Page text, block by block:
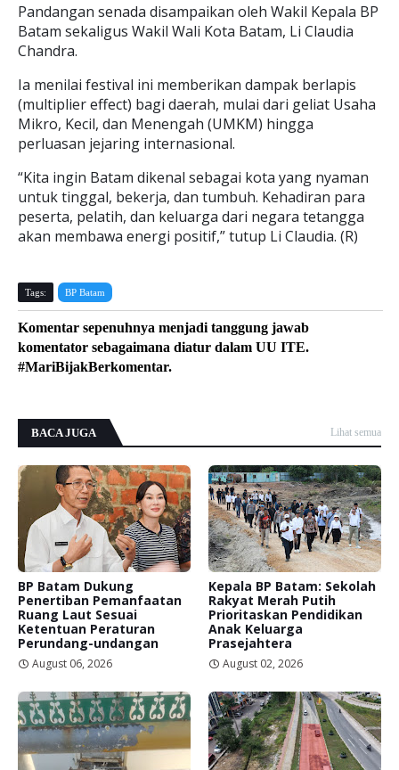
Pandangan senada disampaikan oleh Wakil Kepala BP
Batam sekaligus Wakil Wali Kota Batam, Li Claudia
Chandra.
Ia menilai festival ini memberikan dampak berlapis
(multiplier effect) bagi daerah, mulai dari geliat Usaha
Mikro, Kecil, dan Menengah (UMKM) hingga
perluasan jejaring internasional.
“Kita ingin Batam dikenal sebagai kota yang nyaman
untuk tinggal, bekerja, dan tumbuh. Kehadiran para
peserta, pelatih, dan keluarga dari negara tetangga
akan membawa energi positif,” tutup Li Claudia. (R)
Tags: BP Batam
Komentar sepenuhnya menjadi tanggung jawab
komentator sebagaimana diatur dalam UU ITE.
#MariBijakBerkomentar.
BACA JUGA Lihat semua
BP Batam Dukung
Penertiban Pemanfaatan
Ruang Laut Sesuai
Ketentuan Peraturan
Perundang-undangan
August 06, 2026
Kepala BP Batam: Sekolah
Rakyat Merah Putih
Prioritaskan Pendidikan
Anak Keluarga
Prasejahtera
August 02, 2026